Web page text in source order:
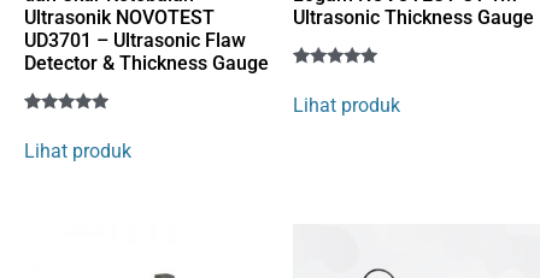
Ultrasonik NOVOTEST
UD3701 – Ultrasonic Flaw
Detector & Thickness Gauge
5
out of 5
Lihat produk
Ultrasonic Thickness Gauge
5
out of 5
Lihat produk